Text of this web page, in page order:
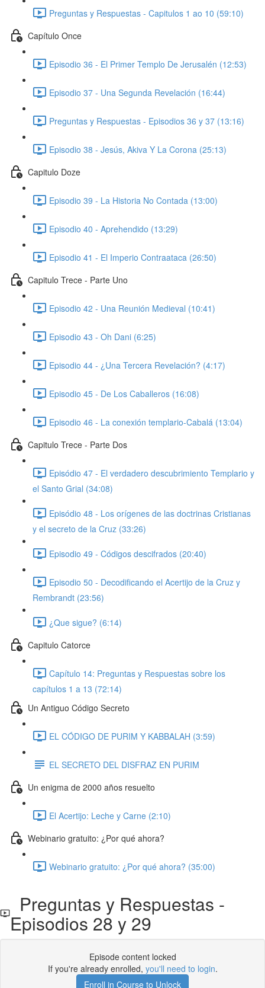
Preguntas y Respuestas - Capitulos 1 ao 10 (59:10)
Capítulo Once
Episodio 36 - El Primer Templo De Jerusalén (12:53)
Episodio 37 - Una Segunda Revelación (16:44)
Preguntas y Respuestas - Episodios 36 y 37 (13:16)
Episodio 38 - Jesús, Akiva Y La Corona (25:13)
Capitulo Doze
Episodio 39 - La Historia No Contada (13:00)
Episodio 40 - Aprehendido (13:29)
Episodio 41 - El Imperio Contraataca (26:50)
Capitulo Trece - Parte Uno
Episodio 42 - Una Reunión Medieval (10:41)
Episodio 43 - Oh Dani (6:25)
Episodio 44 - ¿Una Tercera Revelación? (4:17)
Episodio 45 - De Los Caballeros (16:08)
Episodio 46 - La conexión templario-Cabalá (13:04)
Capitulo Trece - Parte Dos
Episódio 47 - El verdadero descubrimiento Templario y
el Santo Grial (34:08)
Episódio 48 - Los orígenes de las doctrinas Cristianas
y el secreto de la Cruz (33:26)
Episodio 49 - Códigos descifrados (20:40)
Episodio 50 - Decodificando el Acertijo de la Cruz y
Rembrandt (23:56)
¿Que sigue? (6:14)
Capitulo Catorce
Capítulo 14: Preguntas y Respuestas sobre los
capítulos 1 a 13 (72:14)
Un Antiguo Código Secreto
EL CÓDIGO DE PURIM Y KABBALAH (3:59)
EL SECRETO DEL DISFRAZ EN PURIM
Un enigma de 2000 años resuelto
El Acertijo: Leche y Carne (2:10)
Webinario gratuito: ¿Por qué ahora?
Webinario gratuito: ¿Por qué ahora? (35:00)
Preguntas y Respuestas -
Episodios 28 y 29
Episode content locked
If you're already enrolled, you'll need to login.
Enroll in Course to Unlock